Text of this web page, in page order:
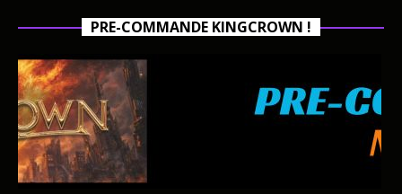
PRE-COMMANDE KINGCROWN !